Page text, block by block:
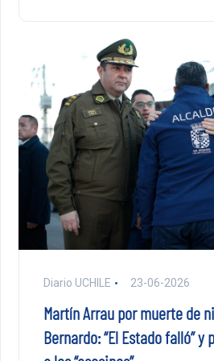
Diario UCHILE 23-06-2026
Martín Arrau por muerte de
Bernardo: “El Estado falló”